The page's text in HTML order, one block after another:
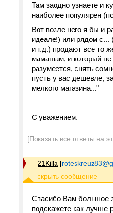
Там заодно узнаете и
наиболее популярен
Вот возле него я бы и
идеале!) или рядом с...
и т.д.) продают все то
мамашам, и который не
разумеется, снять
пусть у вас дешевле,
мелкого магазина..."
С уважением.
[Показать все ответы на
21Killa [
Спасибо Вам большое
подскажете как лучше